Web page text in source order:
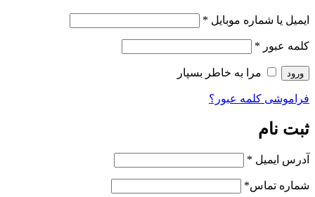
ایمیل یا شماره موبایل *
کلمه عبور *
ورود مرا به خاطر بسپار
فراموشی کلمه عبور؟
ثبت نام
آدرس ایمیل *
شماره تماس*